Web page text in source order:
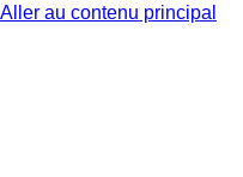
Aller au contenu principal